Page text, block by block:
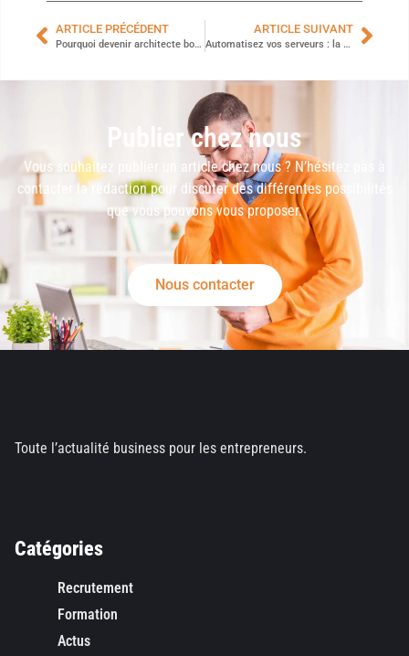
ARTICLE PRÉCÉDENT
Pourquoi devenir architecte booste votre créativité et ouvre des horizons infinis
ARTICLE SUIVANT
Automatisez vos serveurs : la puissance d’Ansible en action
Publier chez nous
Vous souhaitez publier un article chez nous ? N’hésitez pas à
contacter la rédaction pour discuter des différentes possibilités
que vous pouvons vous proposer.
Nous contacter
Toute l’actualité business pour les entrepreneurs.
Catégories
Recrutement
Formation
Actus